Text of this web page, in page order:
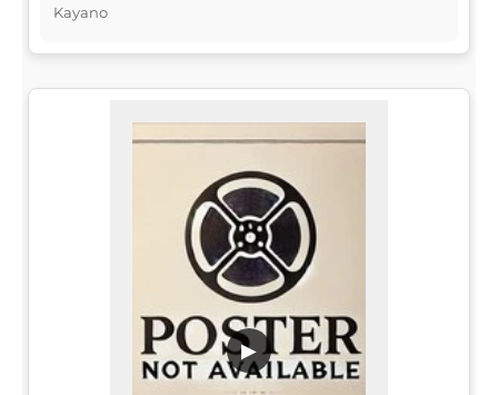
Kayano
▶